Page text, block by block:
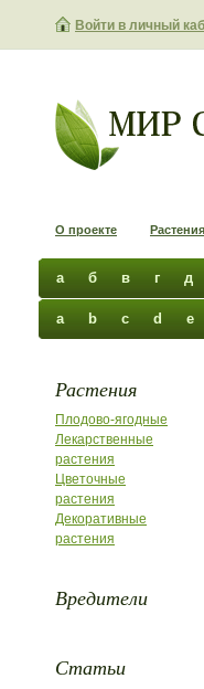
Войти в личный
О проекте Растения
а б в г д
a b c d e
Растения
Плодово-ягодные
Лекарственные
растения
Цветочные
растения
Декоративные
растения
Вредители
Статьи